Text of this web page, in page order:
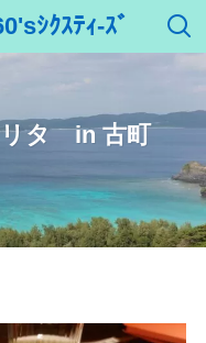
ｼｸｽﾃｨ-ｽﾞ
リタ in 古町